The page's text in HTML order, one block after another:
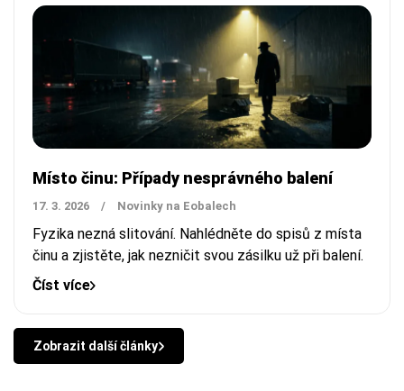
Místo činu: Případy nesprávného balení
17. 3. 2026 / Novinky na Eobalech
Fyzika nezná slitování. Nahlédněte do spisů z místa
činu a zjistěte, jak nezničit svou zásilku už při balení.
Číst více
Zobrazit další články